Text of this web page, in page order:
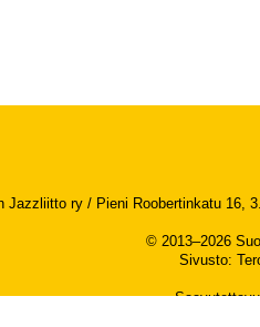
Jazzliitto ry / Pieni Roobertinkatu 16,
© 2013–2026
Sivusto: